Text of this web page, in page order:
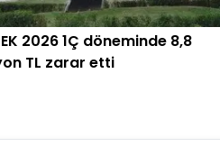
2026 1Ç döneminde 8,8
TL zarar etti